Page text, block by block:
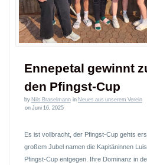
Ennepetal gewinnt
den Pfingst-Cup
byNils Braselmann inNeues aus unserem Verein
on Juni 16, 2025
Es ist vollbracht, der Pfingst-Cup gehts
großem Jubel namen die Kapitäninnen
Pfingst-Cup entgegen. Ihre Dominanz in